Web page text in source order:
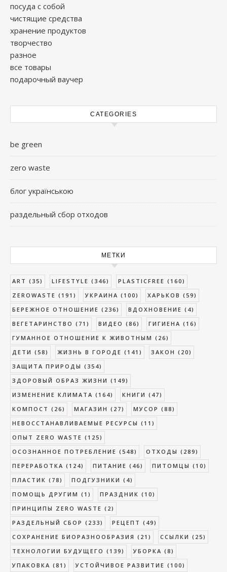
посуда с собой
чистящие средства
хранение продуктов
творчество
разное
все товары
подарочный ваучер
CATEGORIES
be green
zero waste
блог українською
раздельный сбор отходов
МЕТКИ
ART (35) LIFESTYLE (346) PLASTICFREE (160)
ZEROWASTE (191) УКРАИНА (100) ХАРЬКОВ (59)
БЕРЕЖНОЕ ОТНОШЕНИЕ (236) ВДОХНОВЕНИЕ (4)
ВЕГЕТАРИНСТВО (71) ВИДЕО (86) ГИГИЕНА (16)
ГУМАННОЕ ОТНОШЕНИЕ К ЖИВОТНЫМ (26)
ДЕТИ (58) ЖИЗНЬ В ГОРОДЕ (141) ЗАКОН (20)
ЗАЩИТА ПРИРОДЫ (354)
ЗДОРОВЫЙ ОБРАЗ ЖИЗНИ (149)
ИЗМЕНЕНИЕ КЛИМАТА (164) КНИГИ (47)
КОМПОСТ (26) МАГАЗИН (27) МУСОР (88)
НЕВОССТАНАВЛИВАЕМЫЕ РЕСУРСЫ (11)
ОПЫТ ZERO WASTE (125)
ОСОЗНАННОЕ ПОТРЕБЛЕНИЕ (548) ОТХОДЫ (289)
ПЕРЕРАБОТКА (124) ПИТАНИЕ (46) ПИТОМЦЫ (10)
ПЛАСТИК (78) ПОДГУЗНИКИ (4)
ПОМОЩЬ ДРУГИМ (1) ПРАЗДНИК (10)
ПРИНЦИПЫ ZERO WASTE (2)
РАЗДЕЛЬНЫЙ СБОР (233) РЕЦЕПТ (49)
СОХРАНЕНИЕ БИОРАЗНООБРАЗИЯ (21) ССЫЛКИ (25)
ТЕХНОЛОГИИ БУДУЩЕГО (139) УБОРКА (8)
УПАКОВКА (81) УСТОЙЧИВОЕ РАЗВИТИЕ (100)